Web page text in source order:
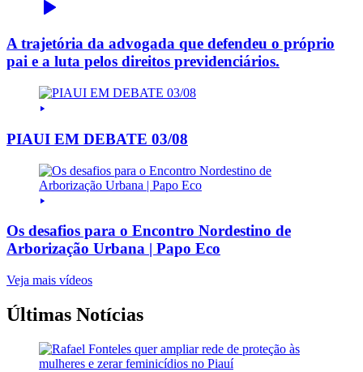
A trajetória da advogada que defendeu o próprio
pai e a luta pelos direitos previdenciários.
PIAUI EM DEBATE 03/08
Os desafios para o Encontro Nordestino de
Arborização Urbana | Papo Eco
Veja mais vídeos
Últimas Notícias